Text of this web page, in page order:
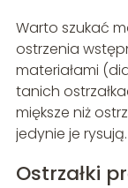
Warto szukać
ostrzenia
materiałami
tanich
miększe niż
jedynie je rysują.
Ostrzałki